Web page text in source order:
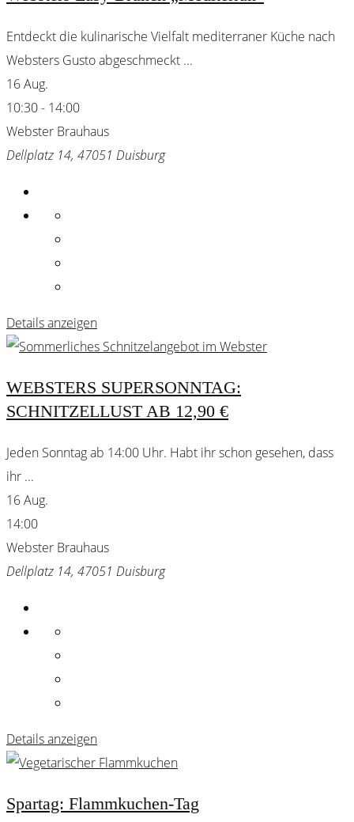
Entdeckt die kulinarische Vielfalt mediterraner Küche nach
Websters Gusto abgeschmeckt ...
16 Aug.
10:30- 14:00
Webster Brauhaus
Dellplatz 14, 47051 Duisburg
Details anzeigen
WEBSTERS SUPERSONNTAG:
SCHNITZELLUST AB 12,90 €
Jeden Sonntag ab 14:00 Uhr. Habt ihr schon gesehen, dass
ihr ...
16 Aug.
14:00
Webster Brauhaus
Dellplatz 14, 47051 Duisburg
Details anzeigen
Spartag: Flammkuchen-Tag